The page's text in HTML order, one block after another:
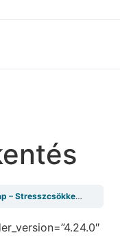
– Stresszcsökkentés